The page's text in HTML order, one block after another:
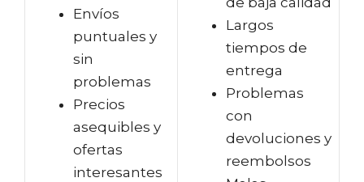
Envíos
puntuales y
sin
problemas
Precios
asequibles y
ofertas
interesantes
Largos
tiempos de
entrega
Problemas
con
devoluciones y
reembolsos